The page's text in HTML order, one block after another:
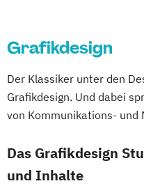
Grafikdesign
Der Klassiker unter den
Grafikdesign. Und dabei
von Kommunikations- und
Das Grafikdesign
und Inhalte